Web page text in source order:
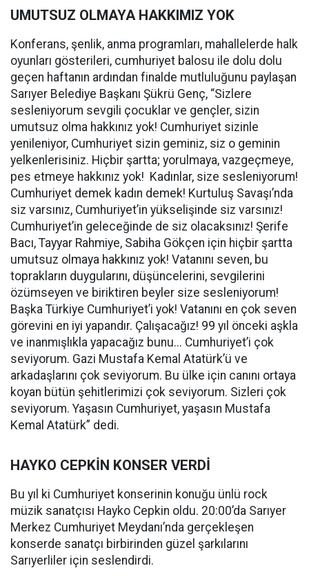
UMUTSUZ OLMAYA HAKKIMIZ YOK
Konferans, şenlik, anma programları, mahallelerde halk
oyunları gösterileri, cumhuriyet balosu ile dolu dolu
geçen haftanın ardından finalde mutluluğunu paylaşan
Sarıyer Belediye Başkanı Şükrü Genç, “Sizlere
sesleniyorum sevgili çocuklar ve gençler, sizin
umutsuz olma hakkınız yok! Cumhuriyet sizinle
yenileniyor, Cumhuriyet sizin geminiz, siz o geminin
yelkenlerisiniz. Hiçbir şartta; yorulmaya, vazgeçmeye,
pes etmeye hakkınız yok! Kadınlar, size sesleniyorum!
Cumhuriyet demek kadın demek! Kurtuluş Savaşı’nda
siz varsınız, Cumhuriyet’in yükselişinde siz varsınız!
Cumhuriyet’in geleceğinde de siz olacaksınız! Şerife
Bacı, Tayyar Rahmiye, Sabiha Gökçen için hiçbir şartta
umutsuz olmaya hakkınız yok! Vatanını seven, bu
toprakların duygularını, düşüncelerini, sevgilerini
özümseyen ve biriktiren beyler size sesleniyorum!
Başka Türkiye Cumhuriyet’i yok! Vatanını en çok seven
görevini en iyi yapandır. Çalışacağız! 99 yıl önceki aşkla
ve inanmışlıkla yapacağız bunu... Cumhuriyet’i çok
seviyorum. Gazi Mustafa Kemal Atatürk’ü ve
arkadaşlarını çok seviyorum. Bu ülke için canını ortaya
koyan bütün şehitlerimizi çok seviyorum. Sizleri çok
seviyorum. Yaşasın Cumhuriyet, yaşasın Mustafa
Kemal Atatürk” dedi.
HAYKO CEPKİN KONSER VERDİ
Bu yıl ki Cumhuriyet konserinin konuğu ünlü rock
müzik sanatçısı Hayko Cepkin oldu. 20:00’da Sarıyer
Merkez Cumhuriyet Meydanı’nda gerçekleşen
konserde sanatçı birbirinden güzel şarkılarını
Sarıyerliler için seslendirdi.